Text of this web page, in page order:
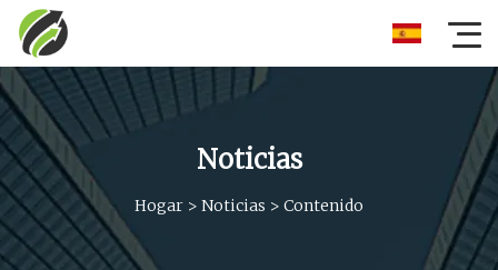
Noticias
Hogar > Noticias > Contenido